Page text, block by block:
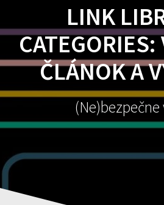
LINK
CATEGORIES:
ČLÁNOK A
(Ne)bezpečne